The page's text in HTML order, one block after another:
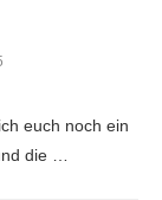
euch noch ein
die …